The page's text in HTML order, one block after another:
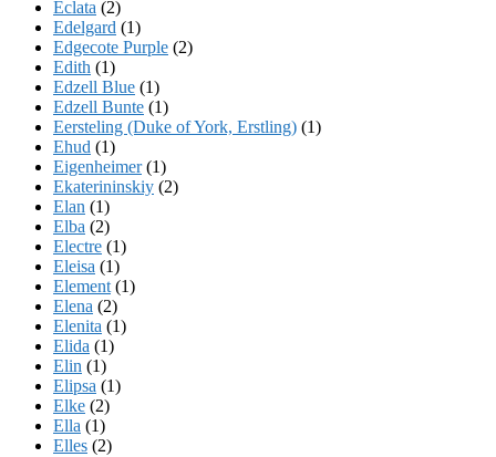
Eclata (2)
Edelgard (1)
Edgecote Purple (2)
Edith (1)
Edzell Blue (1)
Edzell Bunte (1)
Eersteling (Duke of York, Erstling) (1)
Ehud (1)
Eigenheimer(1)
Ekaterininskiy (2)
Elan (1)
Elba (2)
Electre (1)
Eleisa (1)
Element (1)
Elena (2)
Elenita (1)
Elida (1)
Elin (1)
Elipsa (1)
Elke (2)
Ella (1)
Elles (2)